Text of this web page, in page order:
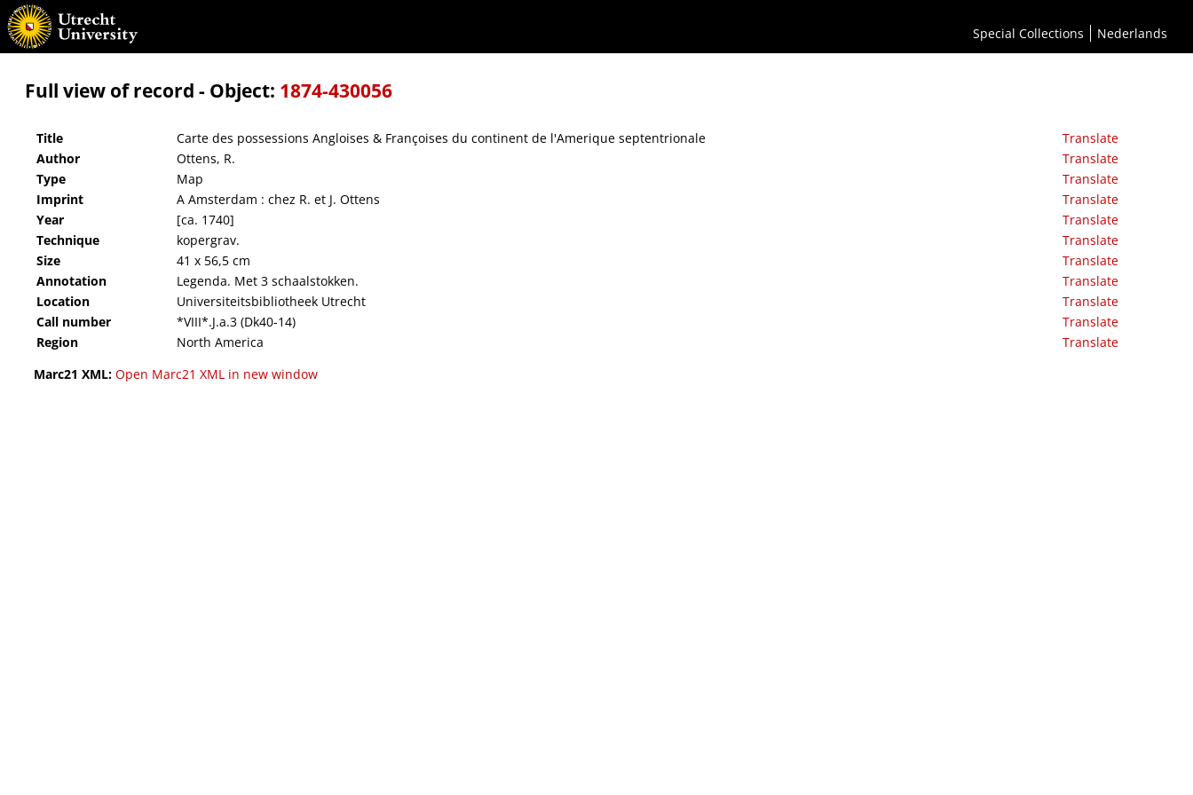
Special Collections Nederlands
Carte des possessions Angloises & Françoises du continent de l'Amerique septentrionale
Full view of record - Object: 1874-430056
Title Carte des possessions Angloises & Françoises du continent de l'Amerique septentrionale
Translate
Author
Ottens, R.
Translate
Type
Map
Translate
Imprint
A Amsterdam : chez R. et J. Ottens
Translate
Year
[ca. 1740]
Translate
Technique
kopergrav.
Translate
Size
41 x 56,5 cm
Translate
Annotation
Legenda. Met 3 schaalstokken.
Translate
Location
Universiteitsbibliotheek Utrecht
Translate
Call number
*VIII*.J.a.3 (Dk40-14)
Translate
Region
North America
Translate
Marc21 XML: Open Marc21 XML in new window